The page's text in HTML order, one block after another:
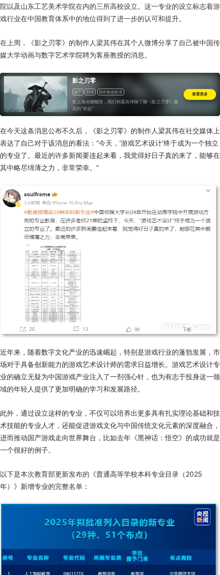
院以及山东工艺美术学院在内的三所高校设立。这一专业的设立标志着游
戏行业在中国教育体系中的地位得到了进一步的认可和提升。
在上周，《影之刃零》的制作人梁其伟在其个人微博分享了自己被中国传
媒大学动画与数字艺术学院聘为客座教授的消息。
影之刃零
国产 剑侠 动作角色扮演
在上海动捕棚里，我们和梁其伟聊了聊《影之刃零》最
后的“长征”
查看更多
在今天这条消息公布不久后，《影之刃零》的制作人梁其伟在社交媒体上
表达了自己对于该消息的看法：“今天，‘游戏艺术设计’终于成为一个独立
的专业了。最近的许多新闻要连起来看，我觉得好日子真的来了，能够在
其中略尽绵薄之力，非常荣幸。”
近年来，随着数字文化产业的迅速崛起，特别是游戏行业的蓬勃发展，市
场对于具备创新能力的游戏艺术设计师的需求日益增长。游戏艺术设计专
业的确立无疑为中国游戏产业注入了一剂强心针，也为有志于投身这一领
域的年轻人提供了更加明确的学习和发展路径。
此外，通过设立这样的专业，不仅可以培养出更多具有扎实理论基础和技
术技能的专业人才，还能促进游戏文化与中国传统文化元素的深度融合，
进而推动国产游戏走向世界舞台，比如去年《黑神话：悟空》的成功就是
一个很好的例子。
以下是本次教育部更新发布的 《普通高等学校本科专业目录（2025
年）》新增专业的完整名单：